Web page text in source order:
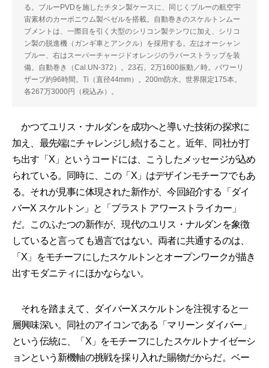
る。ブルーPVDを施したチタン製ケースに、同じくブルーの航空宇
宙素材のカーボニウム製ベゼルを搭載。自動巻きのスケルトンムー
ブメントは、一際目を引く大型のシリコン製テンワに加え、シリコ
ン製の脱進機（ガンギ車とアンクル）を採用する。左はオーシャン
ブルー、右はスーパーチャージドオレンジのラバーストラップを装
備。自動巻き（Cal.UN-372）。23石。2万1600振動／時。パワーリ
ザーブ約96時間。Ti（直径44mm）。200m防水。世界限定175本。
各267万3000円（税込み）。
かつてユリス・ナルダンを成功へと導いた技術の探求に
加え、最先端にチャレンジし続けること。近年、同社が打
ち出す「X」というコードには、こうしたメッセージが込め
られている。同時に、この「X」はデザインモチーフでもあ
る。それが見事に体現された新作が、今回紹介する「ダイ
バーX スケルトン」と「ブラスト アワーストライカー」
だ。このふたつの新作が、現代のユリス・ナルダンを象徴
していると言っても過言ではない。両者に共通するのは、
「X」をモチーフにしたスケルトンとオープンワークが描き
出すモダニティにほかならない。
それを踏まえて、ダイバーX スケルトンを注視すると一
層興味深い。同社のアイコンである「マリーン ダイバー」
という伝統に、「X」をモチーフにしたスケルトナイゼーシ
ョンという新機軸の挑戦を採り入れた賜物だからだ。ベー